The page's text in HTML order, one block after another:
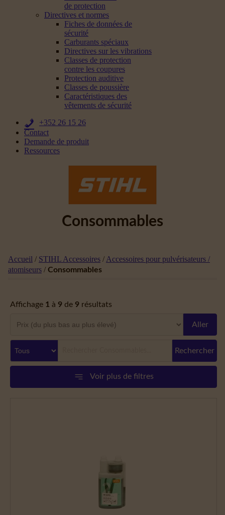
de protection
Directives et normes
Fiches de données de
sécurité
Carburants spéciaux
Directives sur les vibrations
Classes de protection
contre les coupures
Protection auditive
Classes de poussière
Caractéristiques des
vêtements de sécurité
+352 26 15 26
Contact
Demande de produit
Ressources
Consommables
Accueil / STIHL Accessoires / Accessoires pour pulvérisateurs /
atomiseurs / Consommables
Affichage 1 à 9 de 9 résultats
Aller
Rechercher
Voir plus de filtres